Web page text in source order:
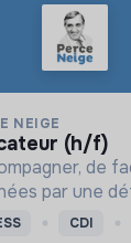
NEIGE
(h/f)
de
par une
ou CDI